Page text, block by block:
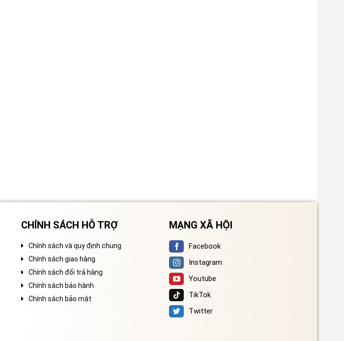
CHÍNH SÁCH HỖ TRỢ
Chính sách và quy định chung
Chính sách giao hàng
Chính sách đổi trả hàng
Chính sách bảo hành
Chính sách bảo mật
MẠNG XÃ HỘI
Facebook
Instagram
Youtube
TikTok
Twitter